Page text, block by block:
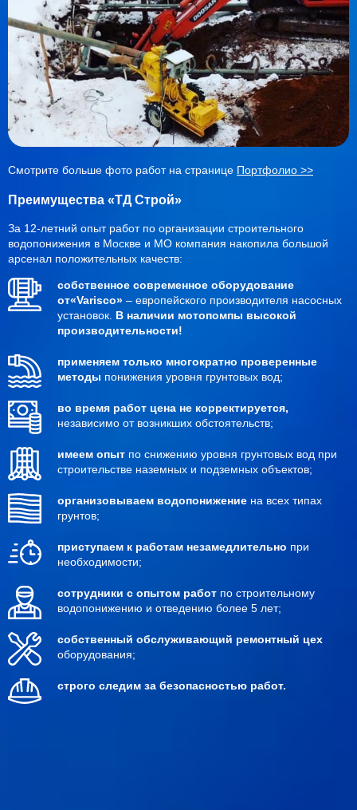
Смотрите больше фото работ на странице Портфолио >>
Преимущества «ТД Строй»
За 12-летний опыт работ по организации строительного
водопонижения в Москве и МО компания накопила большой
арсенал положительных качеств:
собственное современное оборудование
от«Varisco» – европейского производителя насосных
установок. В наличии мотопомпы высокой
производительности!
применяем только многократно проверенные
методы понижения уровня грунтовых вод;
во время работ цена не корректируется,
независимо от возникших обстоятельств;
имеем опыт по снижению уровня грунтовых вод при
строительстве наземных и подземных объектов;
организовываем водопонижение на всех типах
грунтов;
приступаем к работам незамедлительно при
необходимости;
сотрудники с опытом работ по строительному
водопонижению и отведению более 5 лет;
собственный обслуживающий ремонтный цех
оборудования;
строго следим за безопасностью работ.